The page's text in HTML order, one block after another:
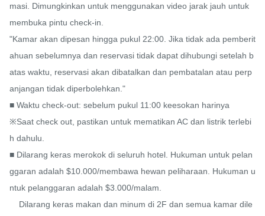
masi. Dimungkinkan untuk menggunakan video jarak jauh untuk
membuka pintu check-in.
"Kamar akan dipesan hingga pukul 22:00. Jika tidak ada pemberit
ahuan sebelumnya dan reservasi tidak dapat dihubungi setelah b
atas waktu, reservasi akan dibatalkan dan pembatalan atau perp
anjangan tidak diperbolehkan."
■ Waktu check-out: sebelum pukul 11:00 keesokan harinya
※Saat check out, pastikan untuk mematikan AC dan listrik terlebi
h dahulu.
■ Dilarang keras merokok di seluruh hotel. Hukuman untuk pelan
ggaran adalah $10.000/membawa hewan peliharaan. Hukuman u
ntuk pelanggaran adalah $3.000/malam.